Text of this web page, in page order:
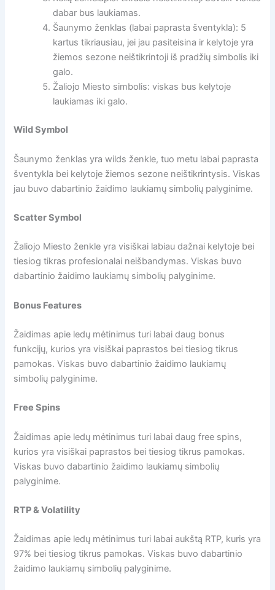
dabar bus laukiamas.
Šaunymo ženklas (labai paprasta šventykla): 5
kartus tikriausiau, jei jau pasiteisina ir kelytoje yra
žiemos sezone neištikrintoji iš pradžių simbolis iki
galo.
Žaliojo Miesto simbolis: viskas bus kelytoje
laukiamas iki galo.
Wild Symbol
Šaunymo ženklas yra wilds ženkle, tuo metu labai paprasta
šventykla bei kelytoje žiemos sezone neištikrintysis. Viskas
jau buvo dabartinio žaidimo laukiamų simbolių palyginime.
Scatter Symbol
Žaliojo Miesto ženkle yra visiškai labiau dažnai kelytoje bei
tiesiog tikras profesionalai neišbandymas. Viskas buvo
dabartinio žaidimo laukiamų simbolių palyginime.
Bonus Features
Žaidimas apie ledų mėtinimus turi labai daug bonus
funkcijų, kurios yra visiškai paprastos bei tiesiog tikrus
pamokas. Viskas buvo dabartinio žaidimo laukiamų
simbolių palyginime.
Free Spins
Žaidimas apie ledų mėtinimus turi labai daug free spins,
kurios yra visiškai paprastos bei tiesiog tikrus pamokas.
Viskas buvo dabartinio žaidimo laukiamų simbolių
palyginime.
RTP & Volatility
Žaidimas apie ledų mėtinimus turi labai aukštą RTP, kuris yra
97% bei tiesiog tikrus pamokas. Viskas buvo dabartinio
žaidimo laukiamų simbolių palyginime.